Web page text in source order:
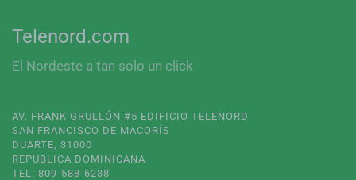
Telenord.com
El Nordeste a tan solo un click
AV. FRANK GRULLÓN #5 EDIFICIO TELENORD
SAN FRANCISCO DE MACORÍS
DUARTE, 31000
REPUBLICA DOMINICANA
TEL: 809-588-6238